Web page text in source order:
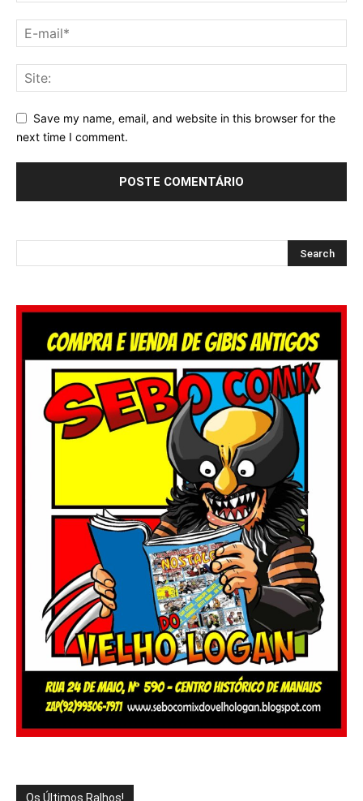
Save my name, email, and website in this browser for the
next time I comment.
Os Últimos Ralhos!